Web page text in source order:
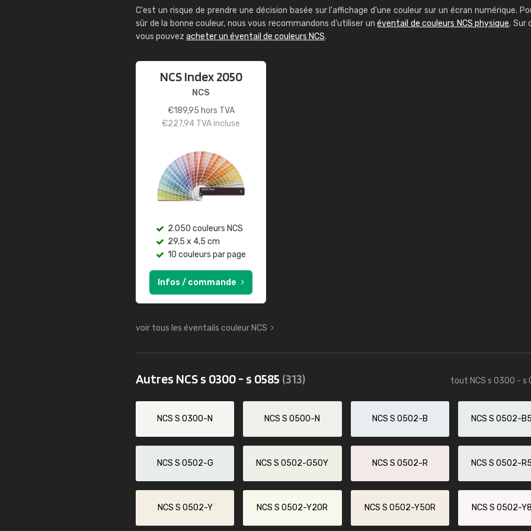
C'est un risque de prendre une décision basée sur l'affichage d'une couleur sur un écran numérique.
sûr de la bonne couleur, nous vous recommandons d'utiliser unéventail de couleurs NCS physique. Sur
vous pouvez acheter un éventail de couleurs NCS.
NCS Index 2050
NCS
€189,95 hors TVA
€227,94 TVA incluse
2.050 couleurs NCS
29,5 x 4,5 cm
10 couleurs par page
Infos / commande
voir tous les éventails couleur NCS
Autres NCS s 0300 - s 0585 (313) tout NCS s 0300 - s
NCS S 0300-N NCS S 0500-N NCS S 0502-B NCS S 0502-
NCS S 0502-G NCS S 0502-G50Y NCS S 0502-R NCS S 0502-
NCS S 0502-Y NCS S 0502-Y20R NCS S 0502-Y50R NCS S 0502-